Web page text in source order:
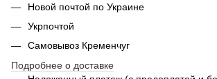
Новой почтой по Украине
Укрпочтой
Самовывоз Кременчуг
Подробнее о доставке